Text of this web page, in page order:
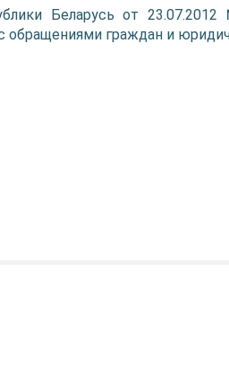
Беларусь от
обращениями граждан и